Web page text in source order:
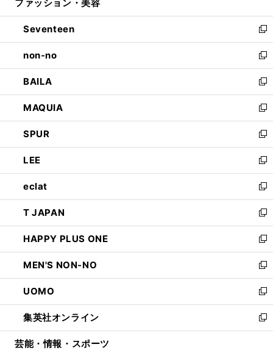
開
く
ウ
で
開
く
ン
ド
ウ
で
開
く
ファッション・美容
Seventeen
新
し
い
ウ
ィ
ン
ド
ウ
で
開
く
non-no
新
し
い
ウ
ィ
ン
ド
ウ
で
開
く
BAILA
新
し
い
ウ
ィ
ン
ド
ウ
で
開
く
MAQUIA
新
し
い
ウ
ィ
ン
ド
ウ
で
開
く
SPUR
新
し
い
ウ
ィ
ン
ド
ウ
で
開
く
LEE
新
し
い
ウ
ィ
ン
ド
ウ
で
開
く
eclat
新
し
い
ウ
ィ
ン
ド
ウ
で
開
く
T JAPAN
新
し
い
ウ
ィ
ン
ド
ウ
で
開
HAPPY PLUS ONE
新
し
い
ウ
ィ
ン
ド
ウ
MEN'S NON-NO
新
し
い
ウ
ィ
ン
UOMO
新
し
い
ウ
集英社オンライン
新
し
芸能・情報・スポーツ